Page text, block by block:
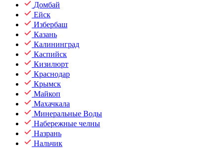
Домбай
Ейск
Избербаш
Казань
Калининград
Каспийск
Кизилюрт
Краснодар
Крымск
Майкоп
Махачкала
Минеральные Воды
Набережные челны
Назрань
Нальчик